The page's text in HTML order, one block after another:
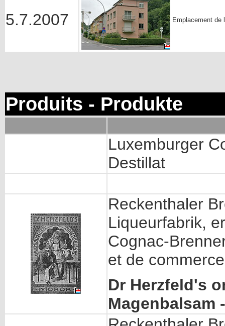
5.7.2007 Emplacement de
Produits - Produkte
Luxemburger
Destillat
Reckenthaler
Liqueurfabrik,
Cognac-
et de
Dr Herzfeld's
Magenbalsam